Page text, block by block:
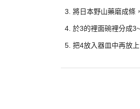
將日本野山藥磨成條
於3的裡面碗裡分成
把4放入器皿中再放